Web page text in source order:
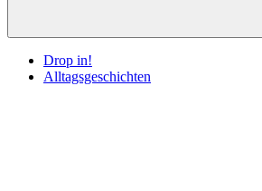
Drop in!
Alltagsgeschichten